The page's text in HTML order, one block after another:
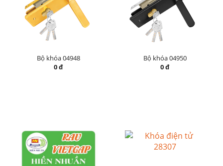
Bộ khóa 04948
0 đ
Bộ khóa 04950
0 đ